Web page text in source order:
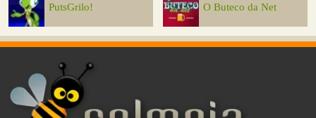
PutsGrilo! O Buteco da Net